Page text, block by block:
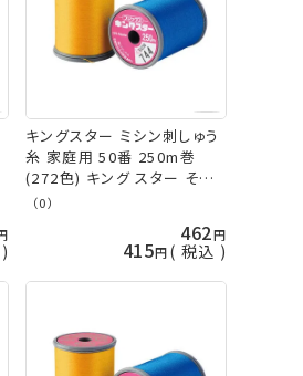
キングスター ミシン刺しゅう
糸 家庭用 50番 250m巻
(272色) キング スター その4
フジックス 手芸の山久
（0）
462
415 税込